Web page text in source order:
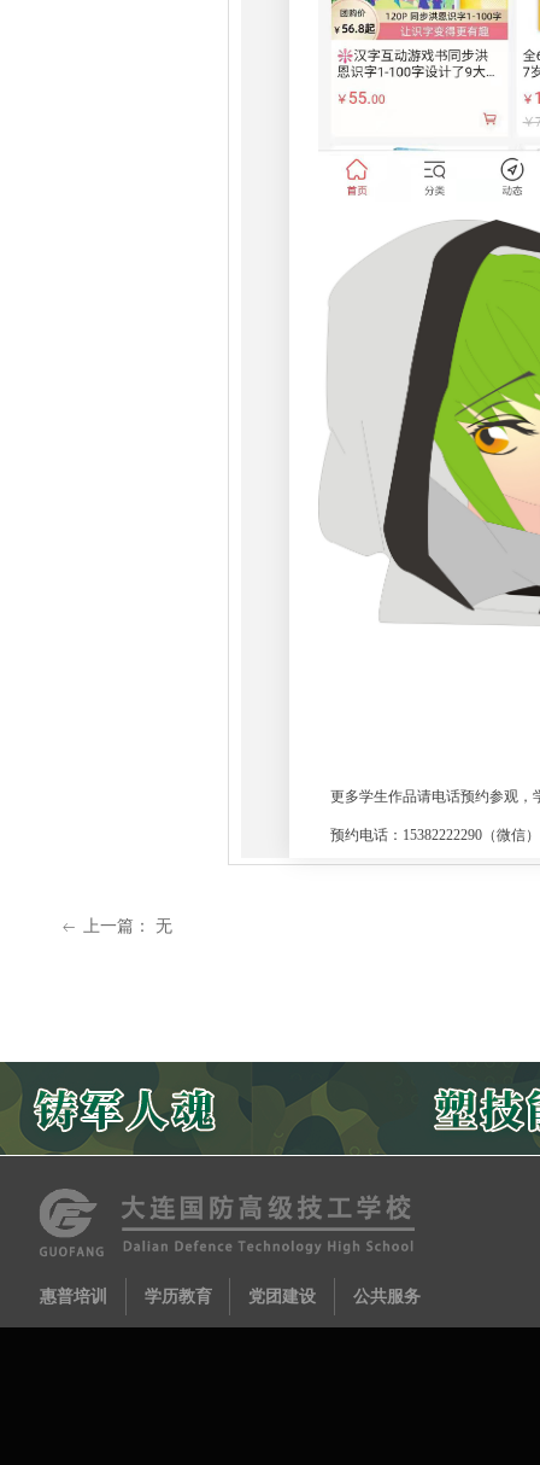
更多学生作品请电话预约参观，
预约电话：15382222290（微信）
ꂃ 上一篇： 无
惠普培训 学历教育 党团建设 公共服务